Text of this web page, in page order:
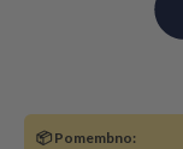
📦 Pomembno: